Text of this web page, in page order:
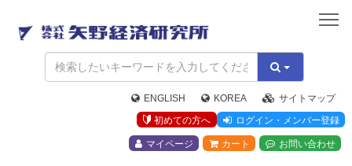
矢
野
経
済
研
究
所
ENGLISH KOREA
サイトマップ
初めての方へ
ログイン・メンバー登録
マイページ カート お問い合わせ